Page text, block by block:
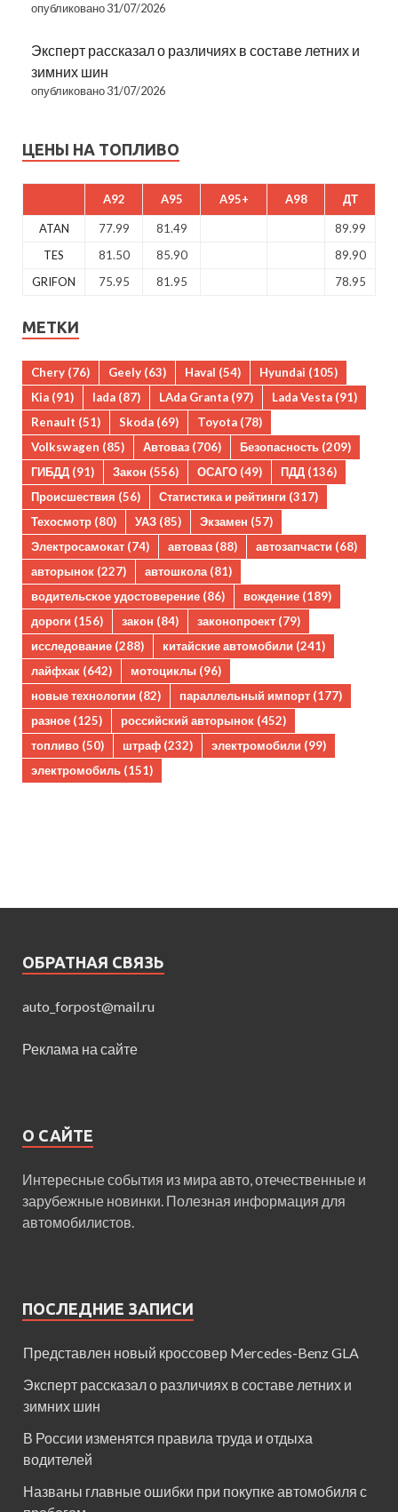
опубликовано 31/07/2026
Эксперт рассказал о различиях в составе летних и
зимних шин
опубликовано 31/07/2026
ЦЕНЫ НА ТОПЛИВО
A92 A95 A95+ A98 ДТ
ATAN 77.99 81.49
89.99
TES
81.50 85.90
89.90
GRIFON
75.95 81.95 78.95
МЕТКИ
Chery (76) Geely (63) Haval (54) Hyundai (105)
Kia (91) lada (87) LAda Granta (97) Lada Vesta (91)
Renault (51) Skoda (69) Toyota (78)
Volkswagen (85) Автоваз (706) Безопасность (209)
ГИБДД (91) Закон (556) ОСАГО (49) ПДД (136)
Происшествия (56) Статистика и рейтинги (317)
Техосмотр (80) УАЗ (85) Экзамен (57)
Электросамокат (74) автоваз (88) автозапчасти (68)
авторынок (227) автошкола(81)
водительское удостоверение (86) вождение (189)
дороги (156) закон (84) законопроект (79)
исследование (288) китайские автомобили (241)
лайфхак (642) мотоциклы (96)
новые технологии (82) параллельный импорт (177)
разное (125) российский авторынок (452)
топливо (50) штраф (232) электромобили (99)
электромобиль (151)
ОБРАТНАЯ СВЯЗЬ
auto_forpost@mail.ru
Реклама на сайте
О САЙТЕ
Интересные события из мира авто, отечественные и
зарубежные новинки. Полезная информация для
автомобилистов.
ПОСЛЕДНИЕ ЗАПИСИ
Представлен новый кроссовер Mercedes-Benz GLA
Эксперт рассказал о различиях в составе летних и
зимних шин
В России изменятся правила труда и отдыха
водителей
Названы главные ошибки при покупке автомобиля с